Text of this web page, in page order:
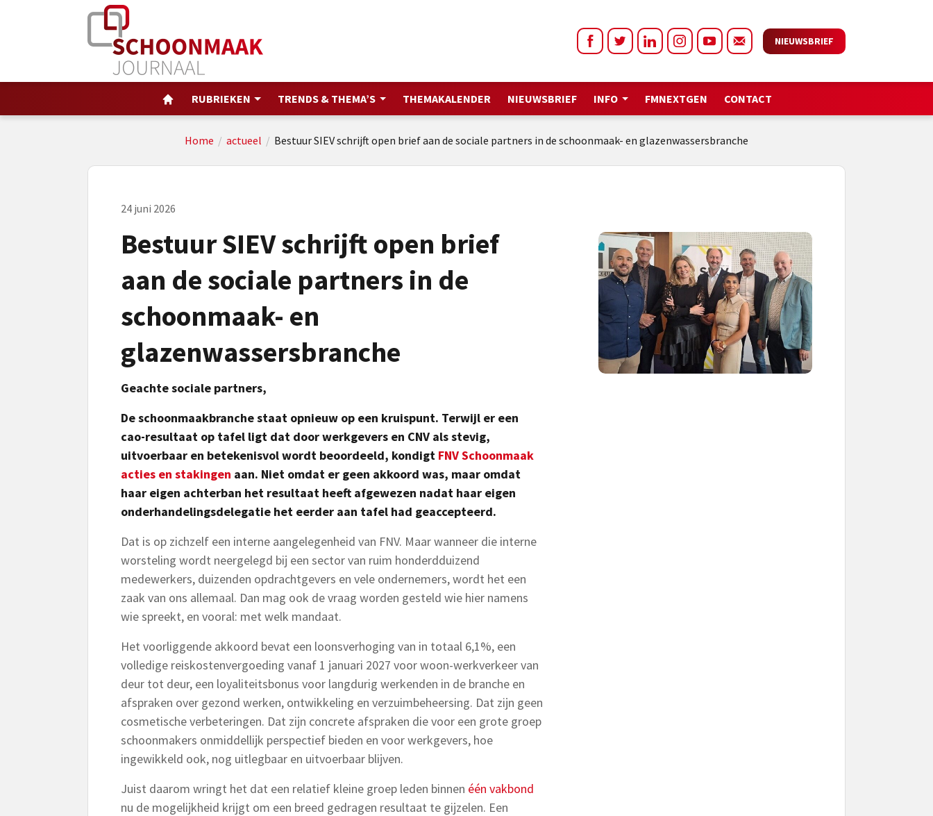
NIEUWSBRIEF
RUBRIEKEN TRENDS & THEMA’S THEMAKALENDER NIEUWSBRIEF INFO FMNEXTGEN CONTACT
Home / actueel / Bestuur SIEV schrijft open brief aan de sociale partners in de schoonmaak- en glazenwassersbranche
24 juni 2026
Bestuur SIEV schrijft open brief
aan de sociale partners in de
schoonmaak- en
glazenwassersbranche
Geachte sociale partners,
De schoonmaakbranche staat opnieuw op een kruispunt. Terwijl er een
cao-resultaat op tafel ligt dat door werkgevers en CNV als stevig,
uitvoerbaar en betekenisvol wordt beoordeeld, kondigt FNV Schoonmaak
acties en stakingen aan. Niet omdat er geen akkoord was, maar omdat
haar eigen achterban het resultaat heeft afgewezen nadat haar eigen
onderhandelingsdelegatie het eerder aan tafel had geaccepteerd.
Dat is op zichzelf een interne aangelegenheid van FNV. Maar wanneer die interne
worsteling wordt neergelegd bij een sector van ruim honderdduizend
medewerkers, duizenden opdrachtgevers en vele ondernemers, wordt het een
zaak van ons allemaal. Dan mag ook de vraag worden gesteld wie hier namens
wie spreekt, en vooral: met welk mandaat.
Het voorliggende akkoord bevat een loonsverhoging van in totaal 6,1%, een
volledige reiskostenvergoeding vanaf 1 januari 2027 voor woon-werkverkeer van
deur tot deur, een loyaliteitsbonus voor langdurig werkenden in de branche en
afspraken over gezond werken, ontwikkeling en verzuimbeheersing. Dat zijn geen
cosmetische verbeteringen. Dat zijn concrete afspraken die voor een grote groep
schoonmakers onmiddellijk perspectief bieden en voor werkgevers, hoe
ingewikkeld ook, nog uitlegbaar en uitvoerbaar blijven.
Juist daarom wringt het dat een relatief kleine groep leden binnen één vakbond
nu de mogelijkheid krijgt om een breed gedragen resultaat te gijzelen. Een